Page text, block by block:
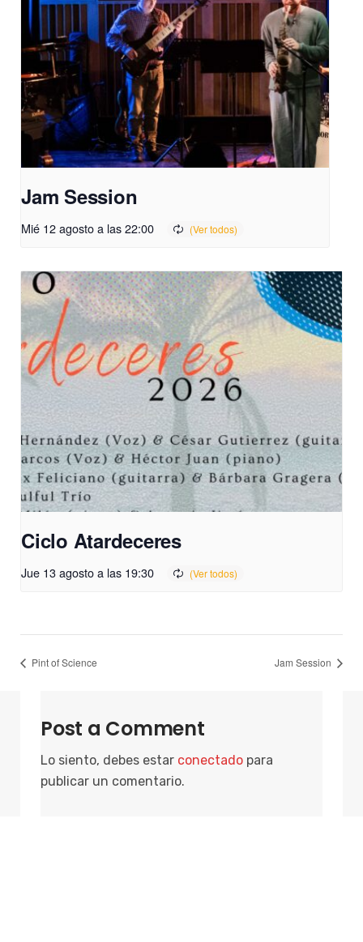
Jam Session
Mié 12 agosto a las 22:00
Ciclo Atardeceres
Jue 13 agosto a las 19:30
Pint of Science Jam Session
Post a Comment
Lo siento, debes estar conectado para
publicar un comentario.